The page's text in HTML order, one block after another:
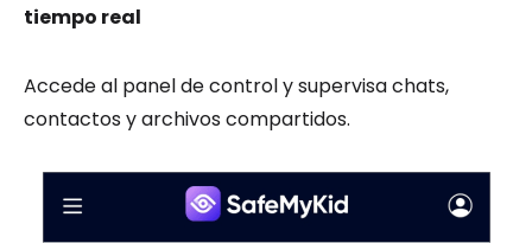
tiempo real
Accede al panel de control y supervisa chats,
contactos y archivos compartidos.